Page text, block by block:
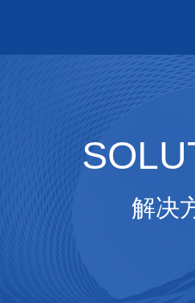
解决